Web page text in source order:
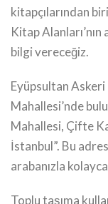
kitapçılarından
Kitap
bilgi vereceğiz.
Eyüpsultan
Mahallesi’nde
Mahallesi, Çifte
İstanbul”. Bu
arabanızla
Toplu taşıma